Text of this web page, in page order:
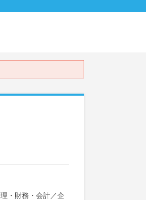
・財務・会計／企